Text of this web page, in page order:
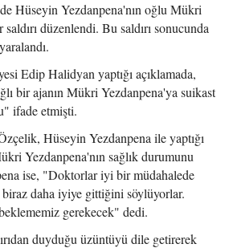
Hüseyin Yezdanpena'nın oğlu Mükri
düzenlendi. Bu saldırı sonucunda
Edip Halidyan yaptığı açıklamada,
bir ajanın Mükri Yezdanpena'ya suikast
ifade etmişti.
Hüseyin Yezdanpena ile yaptığı
Yezdanpena'nın sağlık durumunu
ise, "Doktorlar iyi bir müdahalede
daha iyiye gittiğini söylüyorlar.
gerekecek" dedi.
duyduğu üzüntüyü dile getirerek